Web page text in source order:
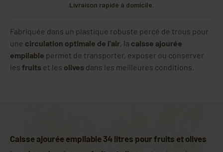
Livraison rapide à domicile.
Fabriquée dans un plastique robuste percé de trous pour
une circulation optimale de l'air, la caisse ajourée
empilable permet de transporter, exposer ou conserver
les fruits et les olives dans les meilleures conditions.
Caisse ajourée empilable 34 litres pour fruits et olives